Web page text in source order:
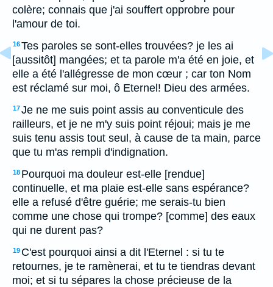
colère; connais que j'ai souffert opprobre pour
l'amour de toi.
16Tes paroles se sont-elles trouvées? je les ai
[aussitôt] mangées; et ta parole m'a été en joie, et
elle a été l'allégresse de mon cœur ; car ton Nom
est réclamé sur moi, ô Eternel! Dieu des armées.
17Je ne me suis point assis au conventicule des
railleurs, et je ne m'y suis point réjoui; mais je me
suis tenu assis tout seul, à cause de ta main, parce
que tu m'as rempli d'indignation.
18 Pourquoi ma douleur est-elle [rendue]
continuelle, et ma plaie est-elle sans espérance?
elle a refusé d'être guérie; me serais-tu bien
comme une chose qui trompe? [comme] des eaux
qui ne durent pas?
19 C'est pourquoi ainsi a dit l'Eternel : si tu te
retournes, je te ramènerai, et tu te tiendras devant
moi; et si tu sépares la chose précieuse de la